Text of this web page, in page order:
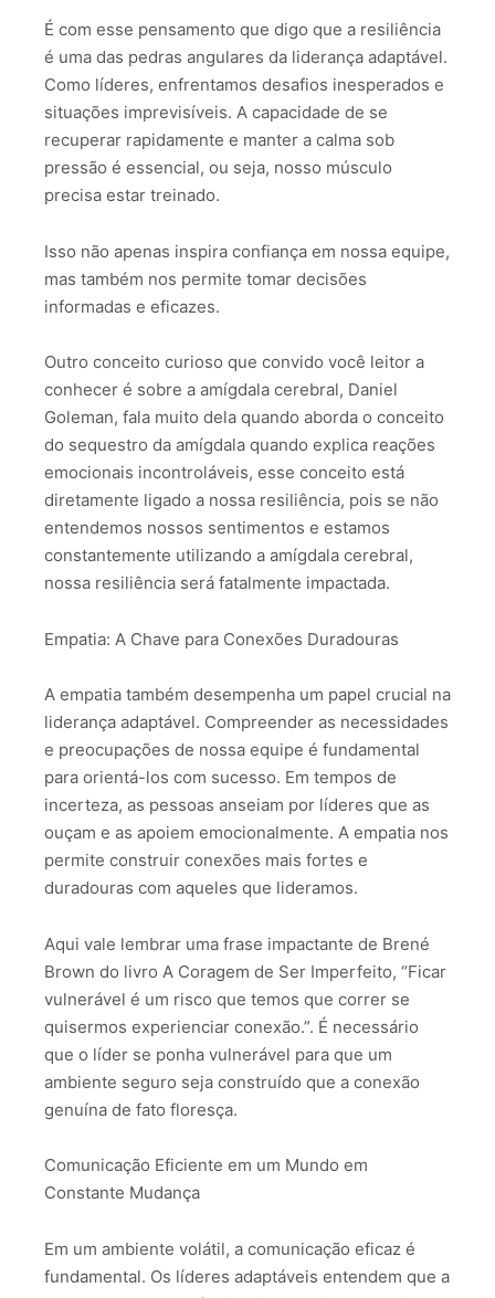
É com esse pensamento que digo que a resiliência
é uma das pedras angulares da liderança adaptável.
Como líderes, enfrentamos desafios inesperados e
situações imprevisíveis. A capacidade de se
recuperar rapidamente e manter a calma sob
pressão é essencial, ou seja, nosso músculo
precisa estar treinado.
Isso não apenas inspira confiança em nossa equipe,
mas também nos permite tomar decisões
informadas e eficazes.
Outro conceito curioso que convido você leitor a
conhecer é sobre a amígdala cerebral, Daniel
Goleman, fala muito dela quando aborda o conceito
do sequestro da amígdala quando explica reações
emocionais incontroláveis, esse conceito está
diretamente ligado a nossa resiliência, pois se não
entendemos nossos sentimentos e estamos
constantemente utilizando a amígdala cerebral,
nossa resiliência será fatalmente impactada.
Empatia: A Chave para Conexões Duradouras
A empatia também desempenha um papel crucial na
liderança adaptável. Compreender as necessidades
e preocupações de nossa equipe é fundamental
para orientá-los com sucesso. Em tempos de
incerteza, as pessoas anseiam por líderes que as
ouçam e as apoiem emocionalmente. A empatia nos
permite construir conexões mais fortes e
duradouras com aqueles que lideramos.
Aqui vale lembrar uma frase impactante de Brené
Brown do livro A Coragem de Ser Imperfeito, “Ficar
vulnerável é um risco que temos que correr se
quisermos experienciar conexão.”. É necessário
que o líder se ponha vulnerável para que um
ambiente seguro seja construído que a conexão
genuína de fato floresça.
Comunicação Eficiente em um Mundo em
Constante Mudança
Em um ambiente volátil, a comunicação eficaz é
fundamental. Os líderes adaptáveis entendem que a